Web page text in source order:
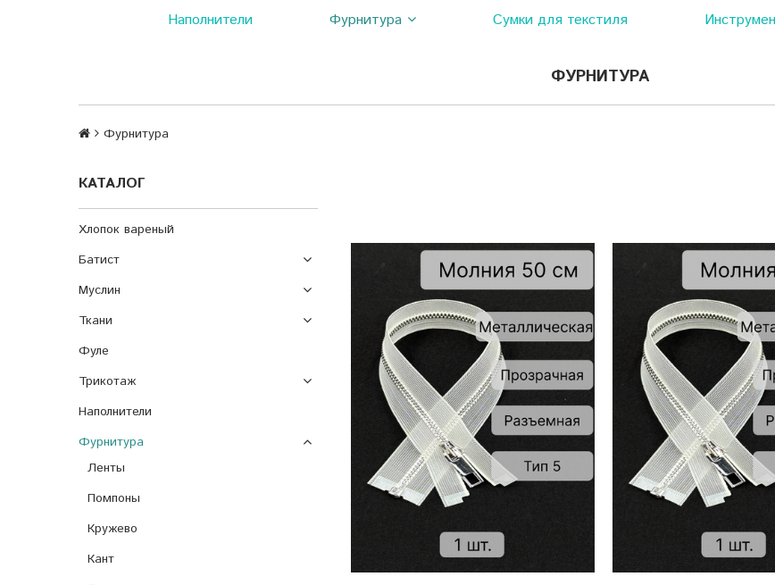
Наполнители
Фурнитура Сумки для текстиля
ФУРНИТУРА
Фурнитура
КАТАЛОГ
Хлопок вареный
Батист
Муслин
Ткани
Фуле
Трикотаж
Наполнители
Фурнитура
Ленты
Помпоны
Кружево
Кант